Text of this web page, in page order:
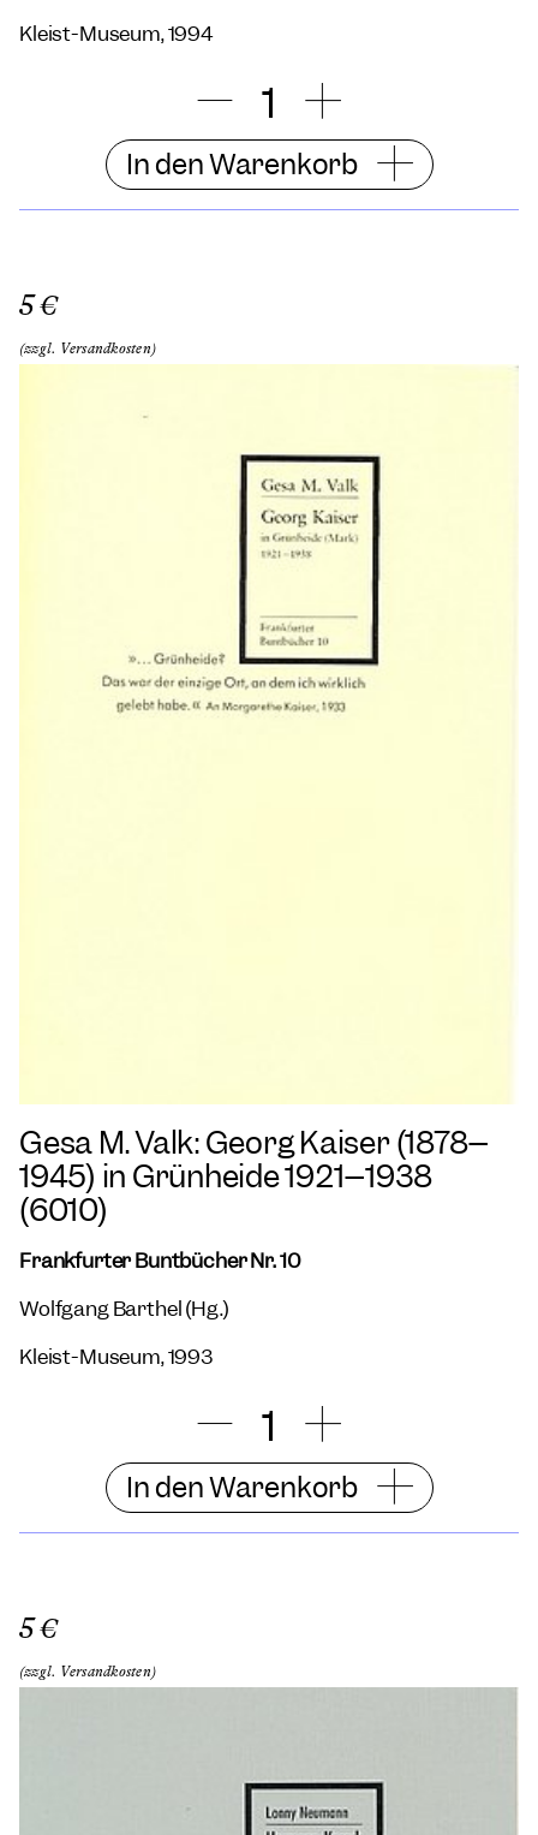
Kleist-Museum, 1994
In den Warenkorb
5 €
(zzgl. Versandkosten)
Gesa M. Valk: Georg Kaiser (1878–
1945) in Grünheide 1921–1938
(6010)
Frankfurter Buntbücher Nr. 10
Wolfgang Barthel (Hg.)
Kleist-Museum, 1993
In den Warenkorb
5 €
(zzgl. Versandkosten)